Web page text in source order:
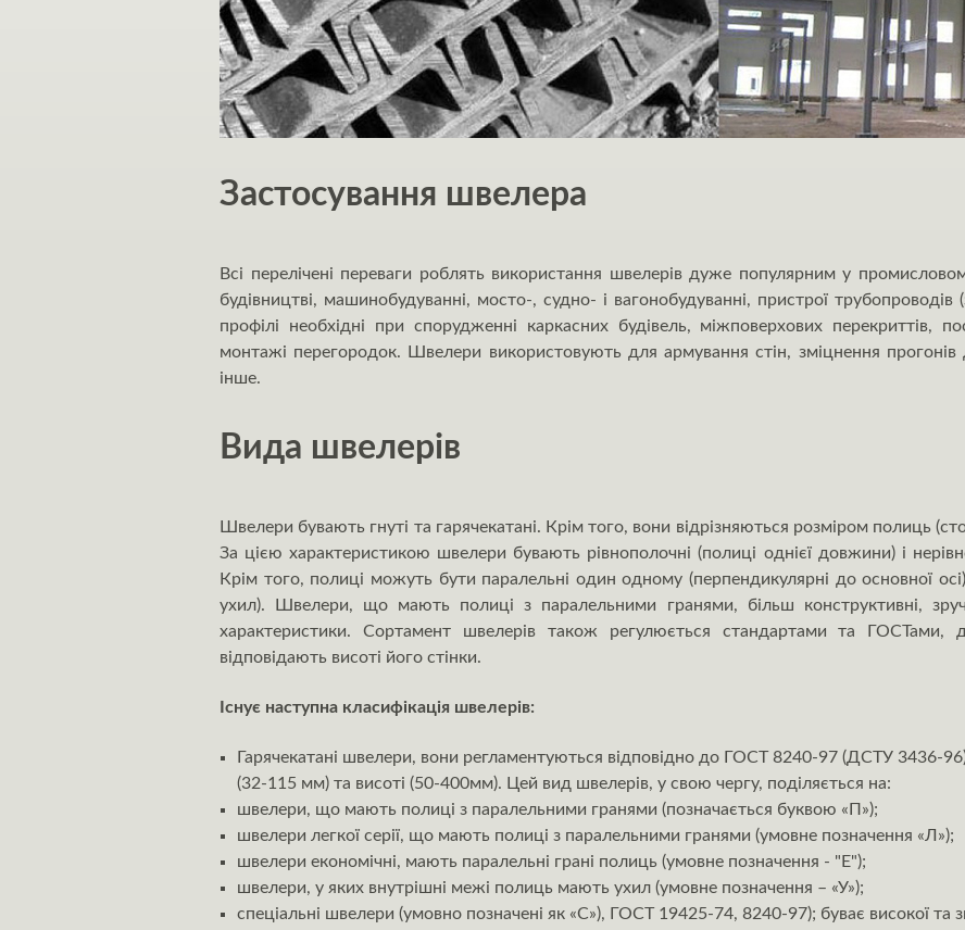
Застосування швелера
Всі перелічені переваги роблять використання швелерів дуже популярним у
будівництві, машинобудуванні, мосто-, судно- і вагонобудуванні, пристрої трубопроводів
профілі необхідні при спорудженні каркасних будівель, міжповерхових перекриттів,
монтажі перегородок. Швелери використовують для армування стін, зміцнення прогонів
інше.
Вида швелерів
Швелери бувають гнуті та гарячекатані. Крім того, вони відрізняються розміром полиць
За цією характеристикою швелери бувають рівнополочні (полиці однієї довжини) і
Крім того, полиці можуть бути паралельні один одному (перпендикулярні до основної
ухил). Швелери, що мають полиці з паралельними гранями, більш конструктивні,
характеристики. Сортамент швелерів також регулюється стандартами та ГОСТами,
відповідають висоті його стінки.
Існує наступна класифікація швелерів:
Гарячекатані швелери, вони регламентуються відповідно до ГОСТ 8240-97 (ДСТУ 3436-
(32-115 мм) та висоті (50-400мм). Цей вид швелерів, у свою чергу, поділяється на:
швелери, що мають полиці з паралельними гранями (позначається буквою «П»);
швелери легкої серії, що мають полиці з паралельними гранями (умовне позначення «Л»);
швелери економічні, мають паралельні грані полиць (умовне позначення - "Е");
швелери, у яких внутрішні межі полиць мають ухил (умовне позначення – «У»);
спеціальні швелери (умовно позначені як «С»), ГОСТ 19425-74, 8240-97); буває високої та